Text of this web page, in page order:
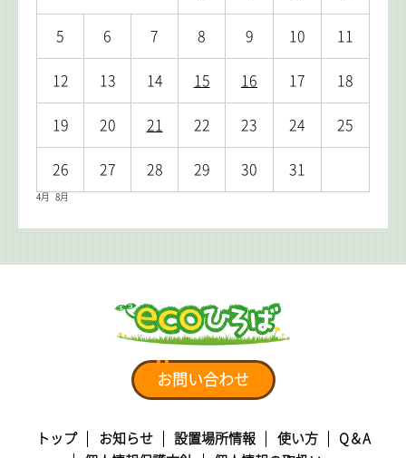
5 6 7 8 9 10 11
12 13 14 15 16 17 18
19 20 21 22 23 24 25
26 27 28 29 30 31
4月 8月
お問い合わせ
トップ お知らせ 設置場所情報 使い方
Q＆A